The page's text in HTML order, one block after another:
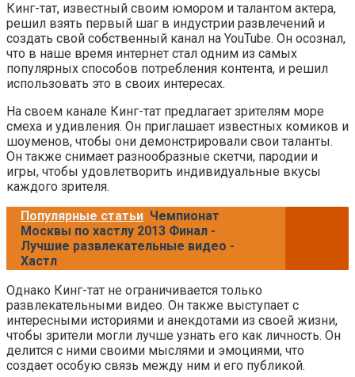
Кинг-тат, известный своим юмором и талантом актера,
решил взять первый шаг в индустрии развлечений и
создать свой собственный канал на YouTube. Он осознал,
что в наше время интернет стал одним из самых
популярных способов потребления контента, и решил
использовать это в своих интересах.
На своем канале Кинг-тат предлагает зрителям море
смеха и удивления. Он приглашает известных комиков и
шоуменов, чтобы они демонстрировали свои таланты.
Он также снимает разнообразные скетчи, пародии и
игры, чтобы удовлетворить индивидуальные вкусы
каждого зрителя.
Популярные статьи Чемпионат
Москвы по хастлу 2013 Финал -
Лучшие развлекательные видео -
Хастл
Однако Кинг-тат не ограничивается только
развлекательными видео. Он также выступает с
интересными историями и анекдотами из своей жизни,
чтобы зрители могли лучше узнать его как личность. Он
делится с ними своими мыслями и эмоциями, что
создает особую связь между ним и его публикой.